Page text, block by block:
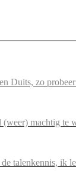
Duits, zo
(weer) machtig te
talenkennis, ik